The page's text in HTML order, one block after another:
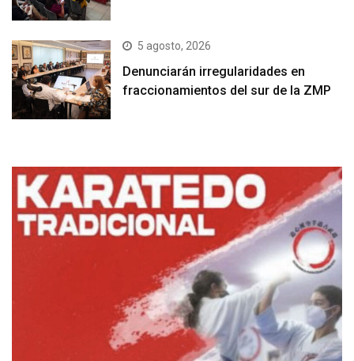
5 agosto, 2026
Denunciarán irregularidades en
fraccionamientos del sur de la ZMP